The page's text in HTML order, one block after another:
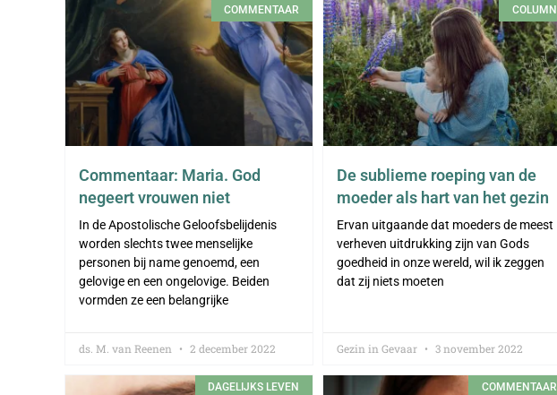
COMMENTAAR
Commentaar: Maria. God
negeert vrouwen niet
In de Apostolische Geloofsbelijdenis
worden slechts twee menselijke
personen bij name genoemd, een
gelovige en een ongelovige. Beiden
vormden ze een belangrijke
ds. M. van Reenen 2 december 2022
COLUMN
De sublieme roeping van de
moeder als hart van het gezin
Ervan uitgaande dat moeders de meest
verheven uitdrukking zijn van Gods
goedheid in onze wereld, wil ik zeggen
dat zij niets moeten
Gezin in Gevaar 3 november 2022
DAGELIJKS LEVEN COMMENTAAR